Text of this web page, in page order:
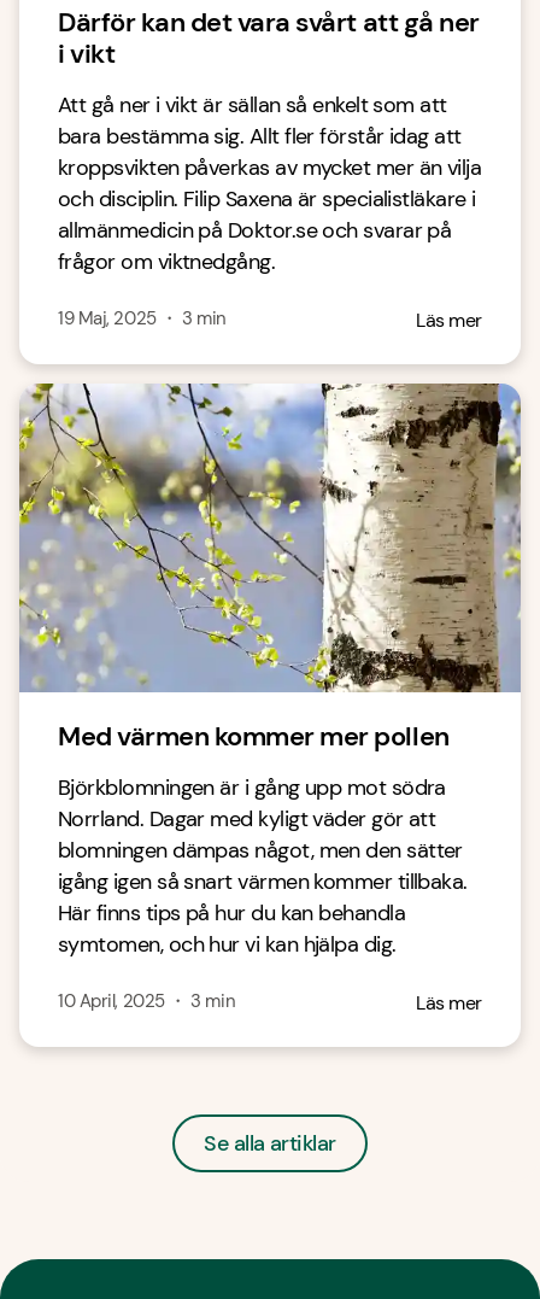
Därför kan det vara svårt att gå ner
i vikt
Att gå ner i vikt är sällan så enkelt som att
bara bestämma sig. Allt fler förstår idag att
kroppsvikten påverkas av mycket mer än vilja
och disciplin. Filip Saxena är specialistläkare i
allmänmedicin på Doktor.se och svarar på
frågor om viktnedgång.
19 Maj, 2025・ 3 min Läs mer
Med värmen kommer mer pollen
Björkblomningen är i gång upp mot södra
Norrland. Dagar med kyligt väder gör att
blomningen dämpas något, men den sätter
igång igen så snart värmen kommer tillbaka.
Här finns tips på hur du kan behandla
symtomen, och hur vi kan hjälpa dig.
10 April, 2025・ 3 min Läs mer
Se alla artiklar